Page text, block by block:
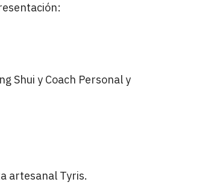
Shui y Coach Personal y
artesanal Tyris.